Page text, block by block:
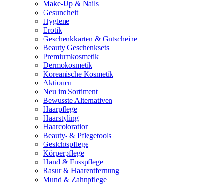
Make-Up & Nails
Gesundheit
Hygiene
Erotik
Geschenkkarten & Gutscheine
Beauty Geschenksets
Premiumkosmetik
Dermokosmetik
Koreanische Kosmetik
Aktionen
Neu im Sortiment
Bewusste Alternativen
Haarpflege
Haarstyling
Haarcoloration
Beauty- & Pflegetools
Gesichtspflege
Körperpflege
Hand & Fusspflege
Rasur & Haarentfernung
Mund & Zahnpflege